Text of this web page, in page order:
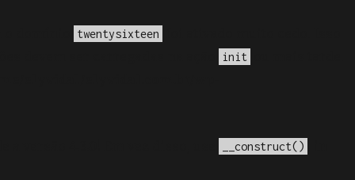
twentysixteen
init
__construct()